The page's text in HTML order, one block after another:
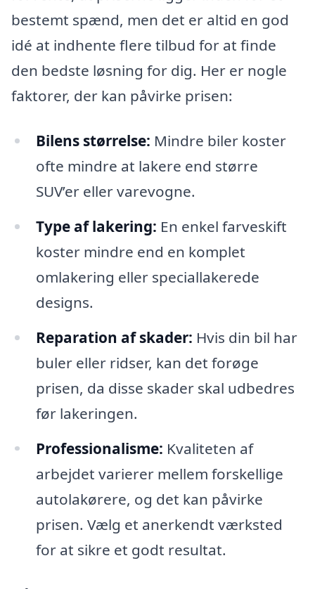
bestemt spænd, men det er altid en god
idé at indhente flere tilbud for at finde
den bedste løsning for dig. Her er nogle
faktorer, der kan påvirke prisen:
Bilens størrelse: Mindre biler koster
ofte mindre at lakere end større
SUV’er eller varevogne.
Type af lakering: En enkel farveskift
koster mindre end en komplet
omlakering eller speciallakerede
designs.
Reparation af skader: Hvis din bil har
buler eller ridser, kan det forøge
prisen, da disse skader skal udbedres
før lakeringen.
Professionalisme: Kvaliteten af
arbejdet varierer mellem forskellige
autolakørere, og det kan påvirke
prisen. Vælg et anerkendt værksted
for at sikre et godt resultat.